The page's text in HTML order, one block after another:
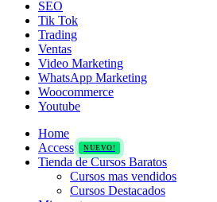
SEO
Tik Tok
Trading
Ventas
Video Marketing
WhatsApp Marketing
Woocommerce
Youtube
Home
Access
NUEVO!
Tienda de Cursos Baratos
Cursos mas vendidos
Cursos Destacados